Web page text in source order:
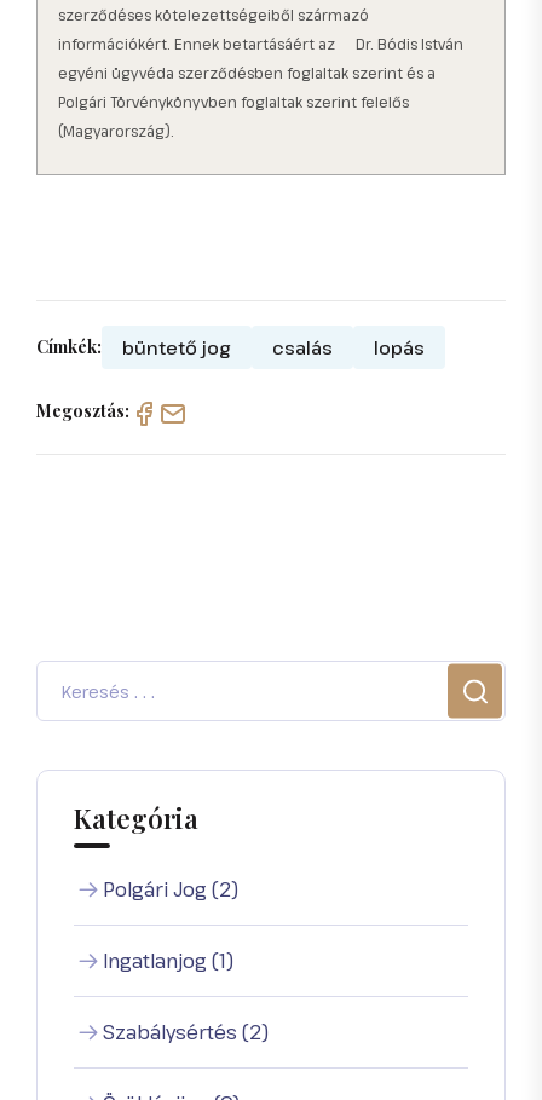
szerződéses kötelezettségeiből származó
információkért. Ennek betartásáért az
Dr. Bódis István
egyéni ügyvéda szerződésben foglaltak szerint és a
Polgári Törvénykönyvben foglaltak szerint felelős
(Magyarország).
Címkék: büntető jog csalás lopás
Megosztás:
Kategória
Polgári Jog (2)
Ingatlanjog (1)
Szabálysértés (2)